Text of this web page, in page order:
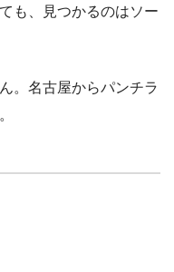
も、見つかるのはソー
。名古屋からパンチラ